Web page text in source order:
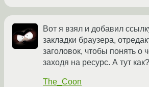
Вот я взял и добавил
закладки браузера,
заголовок, чтобы понять о
заходя на ресурс. А тут как?
The_Coon